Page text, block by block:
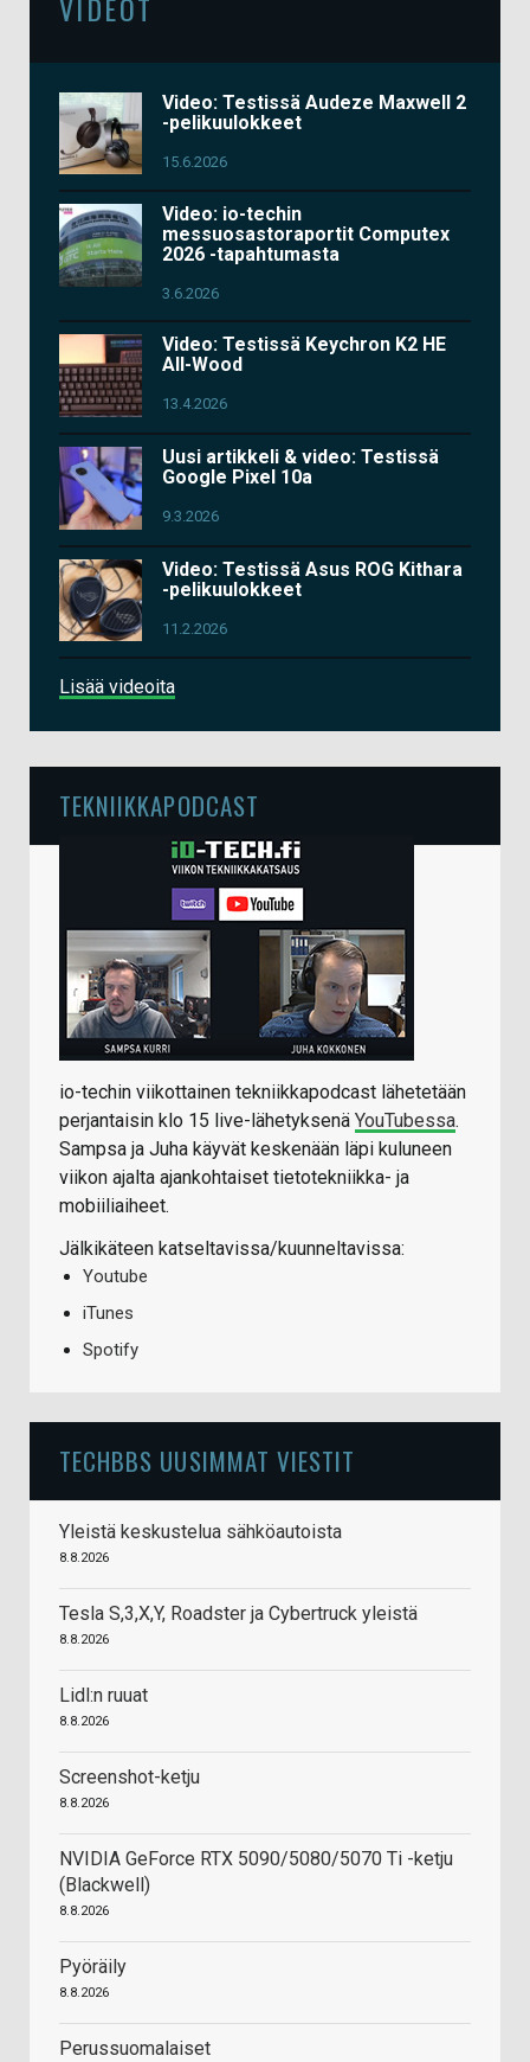
Video: Testissä Audeze Maxwell 2
-pelikuulokkeet
15.6.2026
Video: io-techin
messuosastoraportit Computex
2026 -tapahtumasta
3.6.2026
Video: Testissä Keychron K2 HE
All-Wood
13.4.2026
Uusi artikkeli & video: Testissä
Google Pixel 10a
9.3.2026
Video: Testissä Asus ROG Kithara
-pelikuulokkeet
11.2.2026
Lisää videoita
TEKNIIKKAPODCAST
io-techin viikottainen tekniikkapodcast lähetetään
perjantaisin klo 15 live-lähetyksenä YouTubessa.
Sampsa ja Juha käyvät keskenään läpi kuluneen
viikon ajalta ajankohtaiset tietotekniikka- ja
mobiiliaiheet.
Jälkikäteen katseltavissa/kuunneltavissa:
Youtube
iTunes
Spotify
TECHBBS UUSIMMAT VIESTIT
Yleistä keskustelua sähköautoista
8.8.2026
Tesla S,3,X,Y, Roadster ja Cybertruck yleistä
8.8.2026
Lidl:n ruuat
8.8.2026
Screenshot-ketju
8.8.2026
NVIDIA GeForce RTX 5090/5080/5070 Ti -ketju
(Blackwell)
8.8.2026
Pyöräily
8.8.2026
Perussuomalaiset